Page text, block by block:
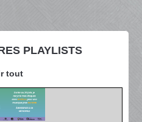
PLAYLISTS
tout